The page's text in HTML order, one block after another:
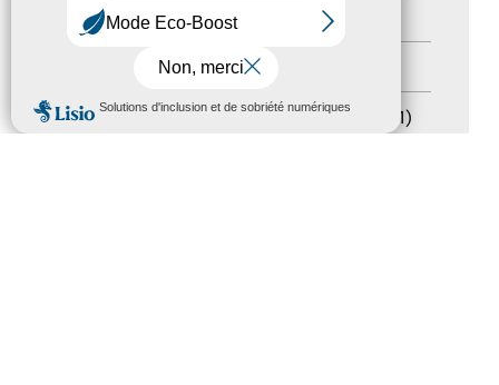
MENU
Handicap(5)
Salons(11)
Sommet mondial du tourisme (1)